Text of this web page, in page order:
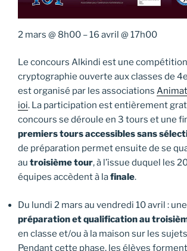
2 mars @ 8h00 –16 avril @ 17h00
Le concours Alkindi est une
cryptographie ouverte aux classes de
est organisé par les associations
ioi. La participation est entièrement
concours se déroule en 3 tours et une
premiers tours accessibles sans
de préparation permet ensuite de se
au troisième tour, à l’issue duquel les
équipes accèdent à lafinale.
Du lundi 2 mars au vendredi 10 avril : une
préparation et qualification au
en classe et/ou à la maison sur les
Pendant cette phase, les élèves